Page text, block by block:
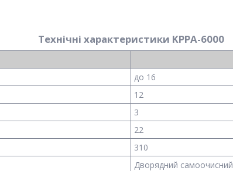
Технічні характеристики KPPA-6000
до 16
12
3
22
310
Дворядний самоочисний